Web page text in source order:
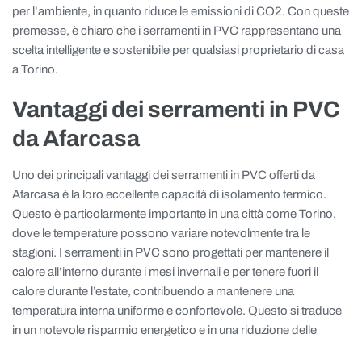
per l’ambiente, in quanto riduce le emissioni di CO2. Con queste
premesse, è chiaro che i serramenti in PVC rappresentano una
scelta intelligente e sostenibile per qualsiasi proprietario di casa
a Torino.
Vantaggi dei serramenti in PVC
da Afarcasa
Uno dei principali vantaggi dei serramenti in PVC offerti da
Afarcasa è la loro eccellente capacità di isolamento termico.
Questo è particolarmente importante in una città come Torino,
dove le temperature possono variare notevolmente tra le
stagioni. I serramenti in PVC sono progettati per mantenere il
calore all’interno durante i mesi invernali e per tenere fuori il
calore durante l’estate, contribuendo a mantenere una
temperatura interna uniforme e confortevole. Questo si traduce
in un notevole risparmio energetico e in una riduzione delle